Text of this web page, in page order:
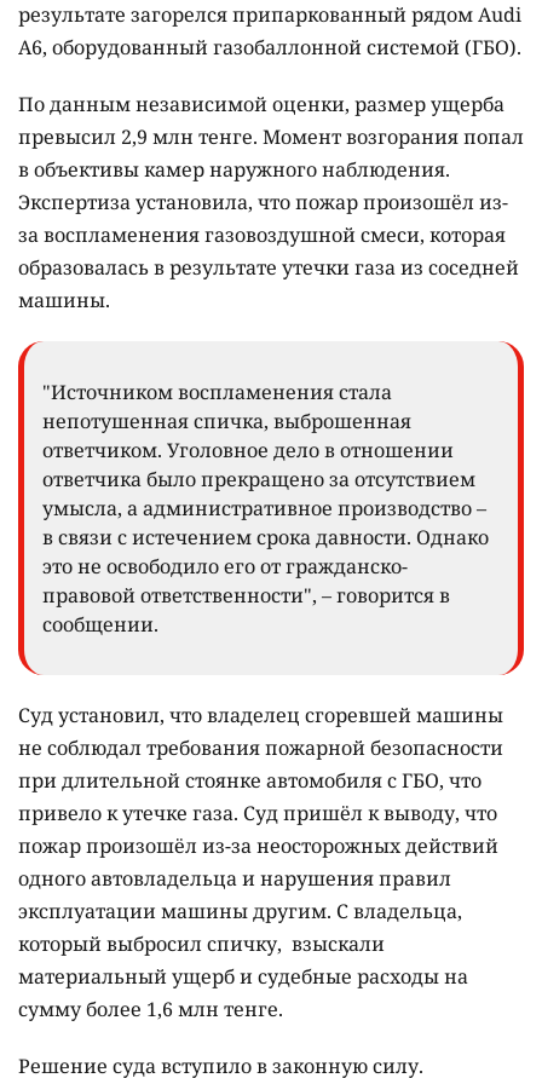
результате загорелся припаркованный рядом Audi
A6, оборудованный газобаллонной системой (ГБО).
По данным независимой оценки, размер ущерба
превысил 2,9 млн тенге. Момент возгорания попал
в объективы камер наружного наблюдения.
Экспертиза установила, что пожар произошёл из-
за воспламенения газовоздушной смеси, которая
образовалась в результате утечки газа из соседней
машины.
"Источником воспламенения стала
непотушенная спичка, выброшенная
ответчиком. Уголовное дело в отношении
ответчика было прекращено за отсутствием
умысла, а административное производство –
в связи с истечением срока давности. Однако
это не освободило его от гражданско-
правовой ответственности", – говорится в
сообщении.
Суд установил, что владелец сгоревшей машины
не соблюдал требования пожарной безопасности
при длительной стоянке автомобиля с ГБО, что
привело к утечке газа. Суд пришёл к выводу, что
пожар произошёл из-за неосторожных действий
одного автовладельца и нарушения правил
эксплуатации машины другим. С владельца,
который выбросил спичку, взыскали
материальный ущерб и судебные расходы на
сумму более 1,6 млн тенге.
Решение суда вступило в законную силу.